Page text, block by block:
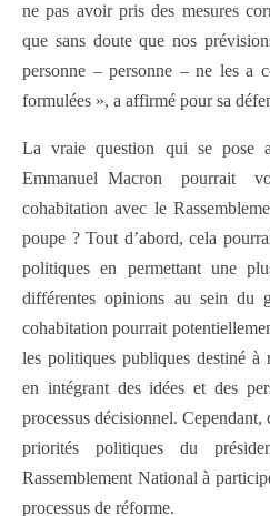
ne pas avoir pris des mesures
que sans doute que nos
personne – personne – ne les a
formulées », a affirmé pour sa
La vraie question qui se pose
Emmanuel Macron pourrait
cohabitation avec le
poupe ? Tout d’abord, cela
politiques en permettant une
différentes opinions au sein du
cohabitation pourrait
les politiques publiques destiné à
en intégrant des idées et des
processus décisionnel. Cependant,
priorités politiques du
Rassemblement National à
processus de réforme.